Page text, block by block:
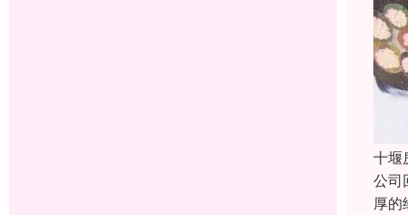
十堰
公司
厚的